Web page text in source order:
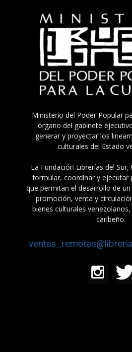
Ministerio del Poder Popular
órgano del gabinete
generar y proyectar los
culturales del Estado
La Fundación Librerías del
formular, coordinar y ejecutar
que permitan el desarrollo de
promoción, venta y
bienes culturales
caribeño.